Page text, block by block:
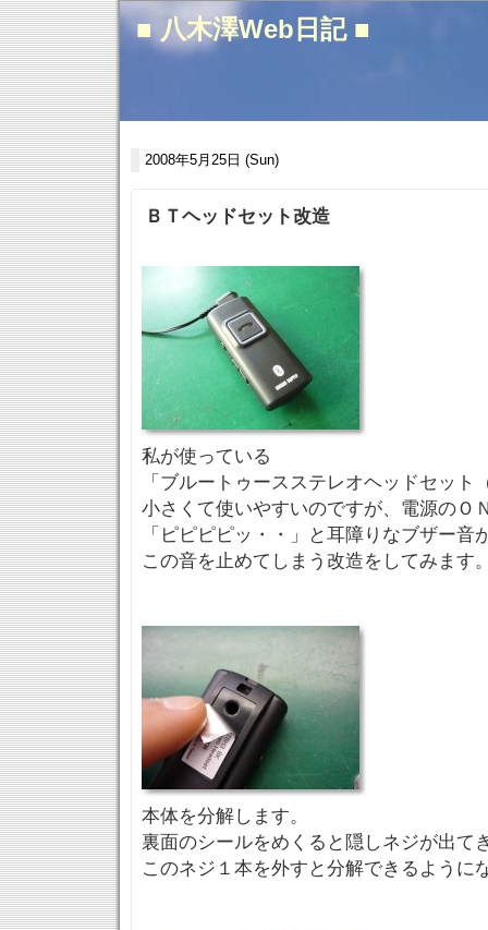
■ 八木澤Web日記 ■
2008年5月25日 (Sun)
ＢＴヘッドセット改造
私が使っている
「ブルートゥースステレオヘッドセット
小さくて使いやすいのですが、電源のＯ
「ピピピピッ・・」と耳障りなブザー音
この音を止めてしまう改造をしてみます
本体を分解します。
裏面のシールをめくると隠しネジが出て
このネジ１本を外すと分解できるように